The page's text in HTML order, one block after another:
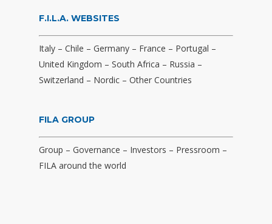
F.I.L.A. WEBSITES
Italy – Chile – Germany – France – Portugal –
United Kingdom – South Africa – Russia –
Switzerland – Nordic – Other Countries
FILA GROUP
Group – Governance – Investors – Pressroom –
FILA around the world